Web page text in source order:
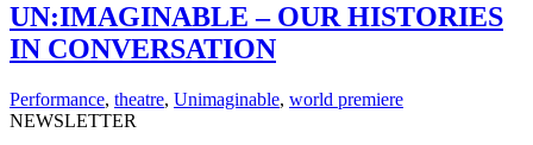
UN:IMAGINABLE – OUR HISTORIES
IN CONVERSATION
Performance, theatre, Unimaginable, world premiere
NEWSLETTER